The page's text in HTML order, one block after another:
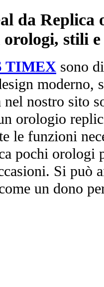
da Replica
stili
TIMEX sono
moderno,
nostro sito
orologio
le funzioni
pochi orologi
Si può
un dono